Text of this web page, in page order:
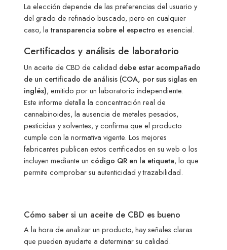
La elección depende de las preferencias del usuario y
del grado de refinado buscado, pero en cualquier
caso, latransparencia sobre el espectro es esencial.
Certificados y análisis de laboratorio
Un aceite de CBD de calidad debe estar acompañado
de un certificado de análisis (COA, por sus siglas en
inglés), emitido por un laboratorio independiente.
Este informe detalla la concentración real de
cannabinoides, la ausencia de metales pesados,
pesticidas y solventes, y confirma que el producto
cumple con la normativa vigente. Los mejores
fabricantes publican estos certificados en su web o los
incluyen mediante un código QR en la etiqueta, lo que
permite comprobar su autenticidad y trazabilidad.
Cómo saber si un aceite de CBD es bueno
A la hora de analizar un producto, hay señales claras
que pueden ayudarte a determinar su calidad.